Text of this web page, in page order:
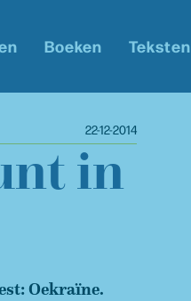
Boeken Teksten
22-12-2014
in
Oekraïne.